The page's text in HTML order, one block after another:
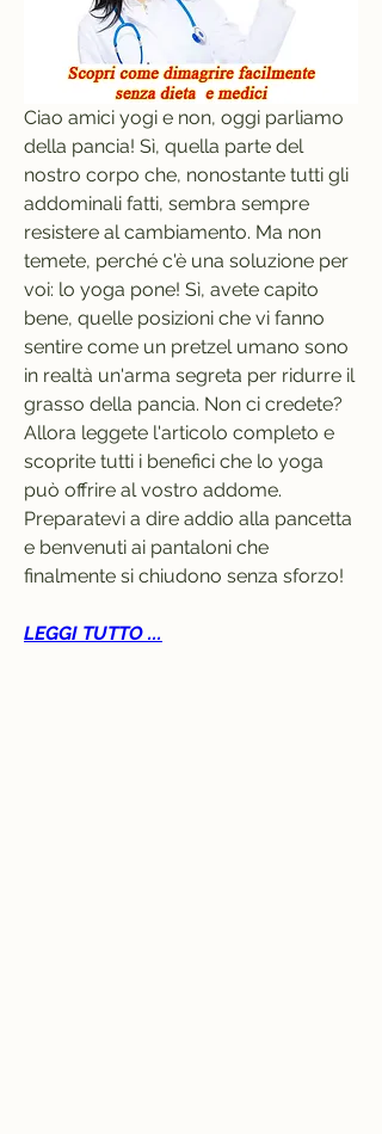
Ciao amici yogi e non, oggi parliamo
della pancia! Sì, quella parte del
nostro corpo che, nonostante tutti gli
addominali fatti, sembra sempre
resistere al cambiamento. Ma non
temete, perché c'è una soluzione per
voi: lo yoga pone! Sì, avete capito
bene, quelle posizioni che vi fanno
sentire come un pretzel umano sono
in realtà un'arma segreta per ridurre il
grasso della pancia. Non ci credete?
Allora leggete l'articolo completo e
scoprite tutti i benefici che lo yoga
può offrire al vostro addome.
Preparatevi a dire addio alla pancetta
e benvenuti ai pantaloni che
finalmente si chiudono senza sforzo!
LEGGI TUTTO ...